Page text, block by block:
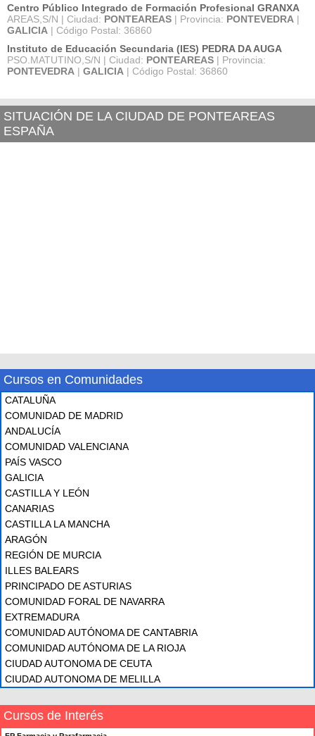
Centro Público Integrado de Formación Profesional GRANXA
AREAS,S/N | Ciudad: PONTEAREAS | Provincia: PONTEVEDRA |
GALICIA | Código Postal: 36860
Instituto de Educación Secundaria (IES) PEDRA DA AUGA
PSO.MATUTINO,S/N | Ciudad: PONTEAREAS | Provincia:
PONTEVEDRA | GALICIA | Código Postal: 36860
SITUACIÓN DE LA CIUDAD DE PONTEAREAS
ESPAÑA
Cursos en Comunidades
CATALUÑA
COMUNIDAD DE MADRID
ANDALUCÍA
COMUNIDAD VALENCIANA
PAÍS VASCO
GALICIA
CASTILLA Y LEÓN
CANARIAS
CASTILLA LA MANCHA
ARAGÓN
REGIÓN DE MURCIA
ILLES BALEARS
PRINCIPADO DE ASTURIAS
COMUNIDAD FORAL DE NAVARRA
EXTREMADURA
COMUNIDAD AUTÓNOMA DE CANTABRIA
COMUNIDAD AUTÓNOMA DE LA RIOJA
CIUDAD AUTONOMA DE CEUTA
CIUDAD AUTONOMA DE MELILLA
Cursos de Interés